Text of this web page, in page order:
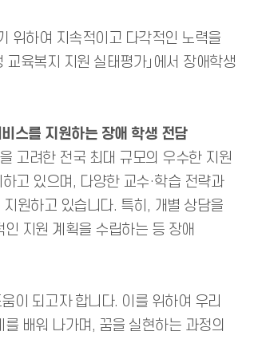
위하여 지속적이고 다각적인 노력을
육복지 지원 실태평가」에서 장애학생
스를 지원하는 장애 학생 전담
고려한 전국 최대 규모의 우수한 지원
고 있으며, 다양한 교수·학습 전략과
원하고 있습니다. 특히, 개별 상담을
지원 계획을 수립하는 등 장애
이 되고자 합니다. 이를 위하여 우리
배워 나가며, 꿈을 실현하는 과정의